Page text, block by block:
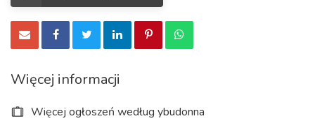
Więcej informacji
Więcej ogłoszeń według ybudonna